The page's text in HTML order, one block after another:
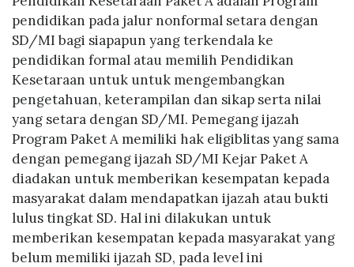
pendidikan pada jalur nonformal setara dengan
SD/MI bagi siapapun yang terkendala ke
pendidikan formal atau memilih Pendidikan
Kesetaraan untuk untuk mengembangkan
pengetahuan, keterampilan dan sikap serta nilai
yang setara dengan SD/MI. Pemegang ijazah
Program Paket A memiliki hak eligiblitas yang sama
dengan pemegang ijazah SD/MI Kejar Paket A
diadakan untuk memberikan kesempatan kepada
masyarakat dalam mendapatkan ijazah atau bukti
lulus tingkat SD. Hal ini dilakukan untuk
memberikan kesempatan kepada masyarakat yang
belum memiliki ijazah SD, pada level ini